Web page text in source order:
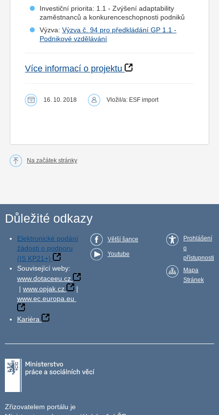
Investiční priorita: 1.1 - Zvýšení adaptability
zaměstnanců a konkurenceschopnosti podniků
Výzva: Výzva č. 94 pro předkládání GP 1.1 -
Podnikové vzdělávání
Více informací o projektu
16. 10. 2018 Vložil/a: ESF import
Na začátek stránky
Důležité odkazy
Elektronické podání
žádosti o podporu
(IS KP21+)
Související weby:
www.dotaceeu.cz
| www.opjak.cz
|
www.ec.europa.eu
Kariéra
Větší šance
Youtube
Prohlášení
o
přístupnosti
Mapa
Stránek
Zřizovatelem portálu je